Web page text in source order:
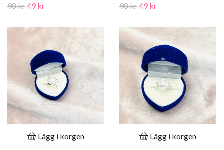
98 kr49 kr
98 kr49 kr
Lägg i korgen Lägg i korgen